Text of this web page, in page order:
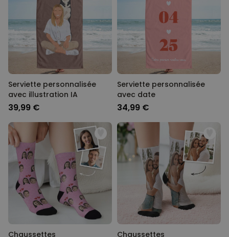
Serviette personnalisée
avec illustration IA
39,99 €
Serviette personnalisée
avec date
34,99 €
Chaussettes
Chaussettes